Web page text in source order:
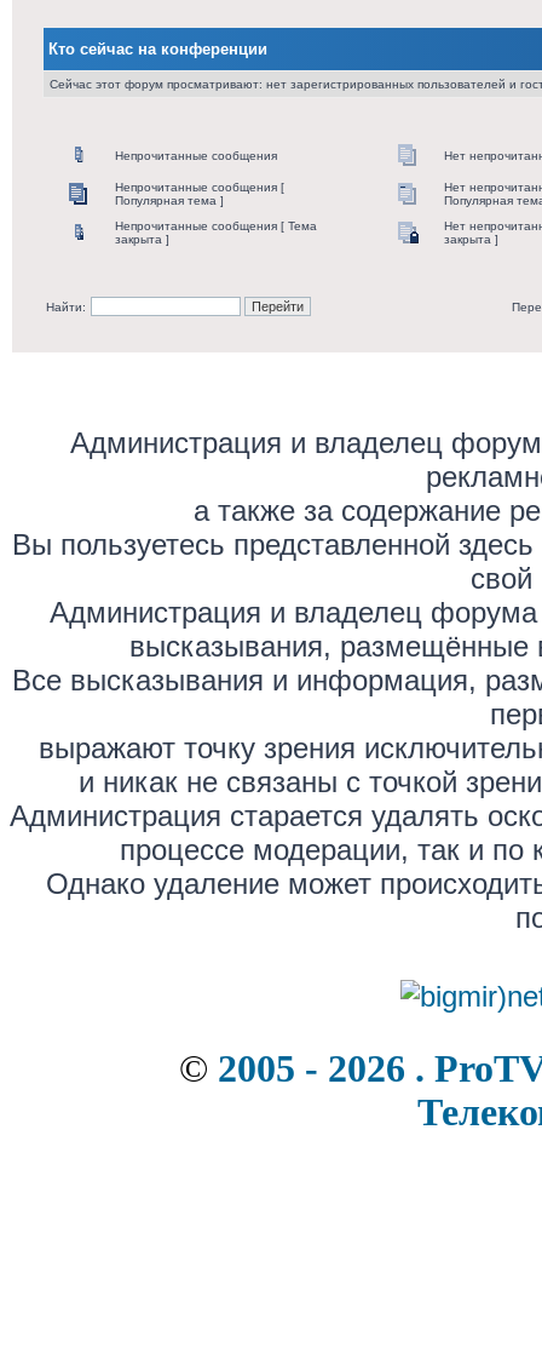
Кто сейчас на конференции
Сейчас этот форум просматривают: нет зарегистрированных пользователей и
Непрочитанные сообщения Нет
Непрочитанные сообщения [
Популярная тема ]
Нет
Популярная
Непрочитанные сообщения [ Тема
закрыта ]
Нет
закрыта ]
Найти:
Администрация и владелец
а также за содержание
Вы пользуетесь представленной
свой
Администрация и владелец форума
высказывания, размещённые
Все высказывания и информация,
выражают точку зрения
и никак не связаны с точкой
Администрация старается удалять
процессе модерации, так и по
Однако удаление может
© 2005 - 2026 .